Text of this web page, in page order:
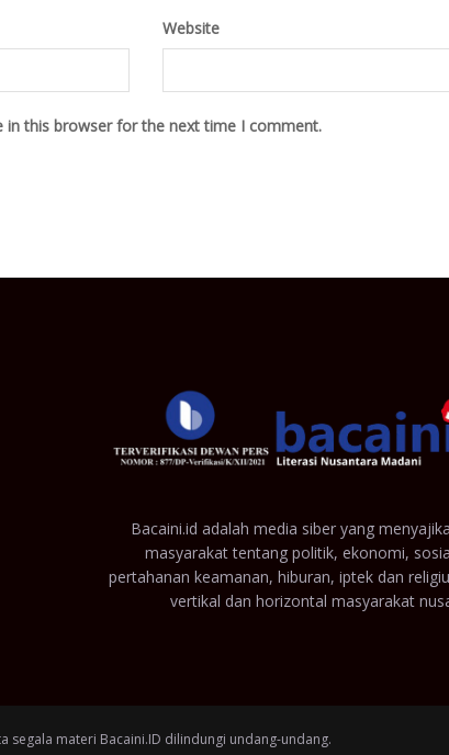
Website
in this browser for the next time I comment.
Bacaini.id adalah media siber yang
masyarakat tentang politik, ekonomi,
pertahanan keamanan, hiburan, iptek dan
vertikal dan horizontal masyarakat
segala materi Bacaini.ID dilindungi undang-undang.